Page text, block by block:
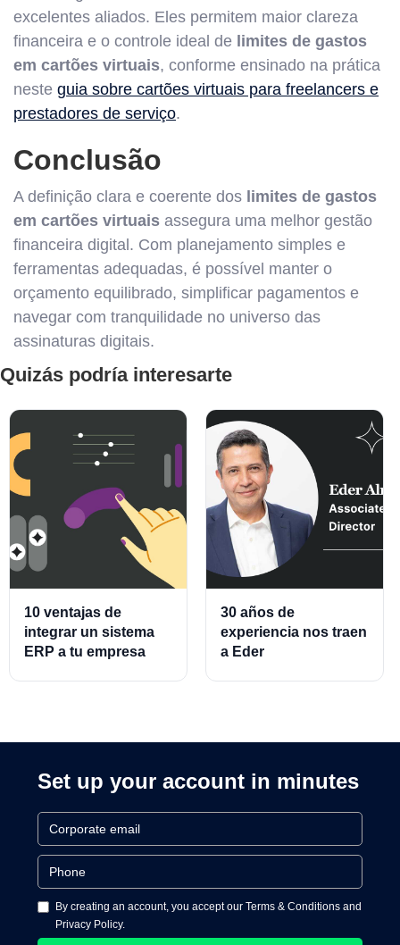
excelentes aliados. Eles permitem maior clareza
financeira e o controle ideal de limites de gastos
em cartões virtuais, conforme ensinado na prática
neste guia sobre cartões virtuais para freelancers e
prestadores de serviço.
Conclusão
A definição clara e coerente dos limites de gastos
em cartões virtuais assegura uma melhor gestão
financeira digital. Com planejamento simples e
ferramentas adequadas, é possível manter o
orçamento equilibrado, simplificar pagamentos e
navegar com tranquilidade no universo das
assinaturas digitais.
Quizás podría interesarte
10 ventajas de
integrar un sistema
ERP a tu empresa
30 años de
experiencia nos traen
a Eder
Set up your account in minutes
By creating an account, you accept our Terms & Conditions and
Privacy Policy.